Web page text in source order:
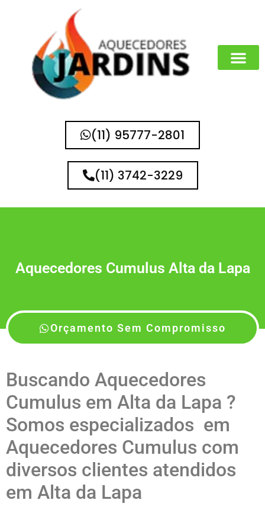
(11) 95777-2801
(11) 3742-3229
Aquecedores Cumulus Alta da Lapa
Orçamento Sem Compromisso
Buscando Aquecedores
Cumulus em Alta da Lapa ?
Somos especializados em
Aquecedores Cumulus com
diversos clientes atendidos
em Alta da Lapa